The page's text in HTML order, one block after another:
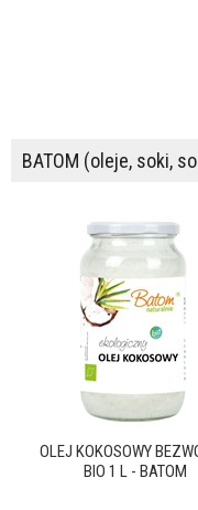
BATOM (oleje, soki,
OLEJ KOKOSOWY
BIO 1 L - BATOM